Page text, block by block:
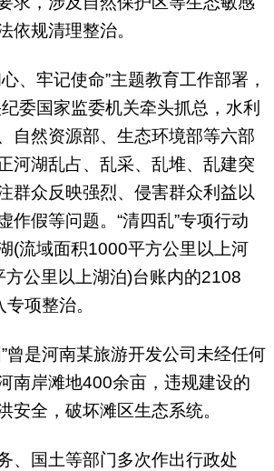
依规清理整治。
、牢记使命”主题教育工作部署，
委国家监委机关牵头抓总，水利
自然资源部、生态环境部等六部
河湖乱占、乱采、乱堆、乱建突
群众反映强烈、侵害群众利益以
作假等问题。“清四乱”专项行动
(流域面积1000平方公里以上河
方公里以上湖泊)台账内的2108
项整治。
曾是河南某旅游开发公司未经任何
南岸滩地400余亩，违规建设的
安全，破坏滩区生态系统。
、国土等部门多次作出行政处